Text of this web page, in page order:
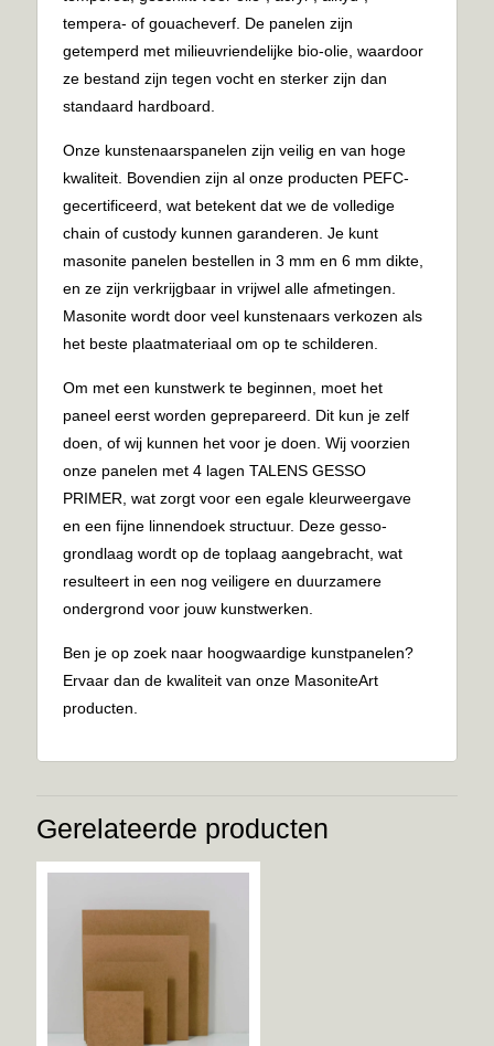
tempera- of gouacheverf. De panelen zijn
getemperd met milieuvriendelijke bio-olie, waardoor
ze bestand zijn tegen vocht en sterker zijn dan
standaard hardboard.
Onze kunstenaarspanelen zijn veilig en van hoge
kwaliteit. Bovendien zijn al onze producten PEFC-
gecertificeerd, wat betekent dat we de volledige
chain of custody kunnen garanderen. Je kunt
masonite panelen bestellen in 3 mm en 6 mm dikte,
en ze zijn verkrijgbaar in vrijwel alle afmetingen.
Masonite wordt door veel kunstenaars verkozen als
het beste plaatmateriaal om op te schilderen.
Om met een kunstwerk te beginnen, moet het
paneel eerst worden geprepareerd. Dit kun je zelf
doen, of wij kunnen het voor je doen. Wij voorzien
onze panelen met 4 lagen TALENS GESSO
PRIMER, wat zorgt voor een egale kleurweergave
en een fijne linnendoek structuur. Deze gesso-
grondlaag wordt op de toplaag aangebracht, wat
resulteert in een nog veiligere en duurzamere
ondergrond voor jouw kunstwerken.
Ben je op zoek naar hoogwaardige kunstpanelen?
Ervaar dan de kwaliteit van onze MasoniteArt
producten.
Gerelateerde producten